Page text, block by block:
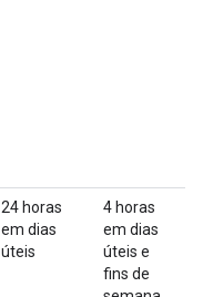
24 horas
em dias
úteis
4 horas
em dias
úteis e
fins de